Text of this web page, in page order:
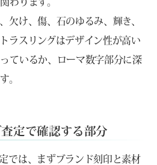
欠け、傷、石のゆるみ、輝き、
ラスリングはデザイン性が高い
ているか、ローマ数字部分に深
。
定で確認する部分
では、まずブランド刻印と素材